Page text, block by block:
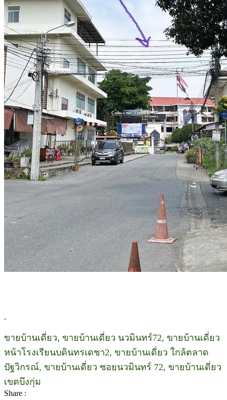
.
ขายบ้านเดี่ยว, ขายบ้านเดี่ยว นวมินทร์72, ขายบ้านเดี่ยว
หน้าโรงเรียนบดินทรเดชา2, ขายบ้านเดี่ยว ใกล้ตลาด
ปัฐวิกรณ์, ขายบ้านเดี่ยว ซอยนวมินทร์ 72, ขายบ้านเดี่ยว
เขตบึงกุ่ม
Share :